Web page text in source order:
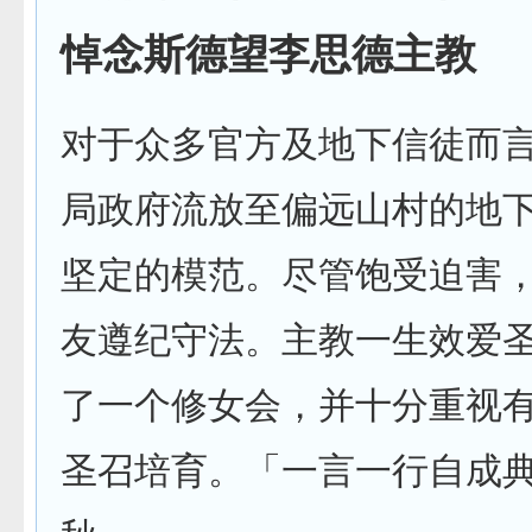
悼念斯德望李思德主教
对于众多官方及地下信徒而
局政府流放至偏远山村的地
坚定的模范。尽管饱受迫害
友遵纪守法。主教一生效爱
了一个修女会，并十分重视
圣召培育。「一言一行自成